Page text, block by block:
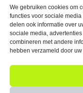
We gebruiken cookies om
functies voor sociale
delen ook informatie over
sociale media,
combineren met andere
hebben verzameld door
van 450 lumen. Dit zorgt
voor werkruimtes zoals de
Hoe het product werkt
in een E14 fitting en sluit
stroomvoorziening. De
waardoor je meteen kunt